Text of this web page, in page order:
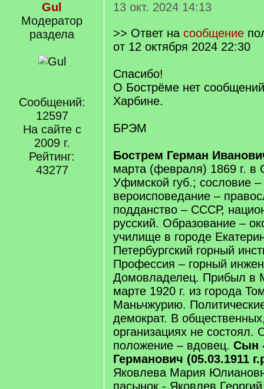
Gul
Модератор
раздела
Сообщений:
12597
На сайте с
2009 г.
Рейтинг:
43277
13 окт. 2024 14:13
>> Ответ на сообщение
от 12 октября 2024 22:30
Спасибо!
О Бострёме нет
Харбине.
БРЭМ
Бострем Герман
марта (февраля) 1869 г. в
Уфимской губ.; сословие
вероисповедание –
подданство – СССР,
русский. Образование –
училище в городе
Петербургский горный
Профессия – горный
Домовладелец. Прибыл в
марте 1920 г. из города
Маньчжурию.
демократ. В
организациях не состоял.
положение – вдовец. Сын
Германович (05.03.1911
Яковлева Мария
пасынок - Яковлев